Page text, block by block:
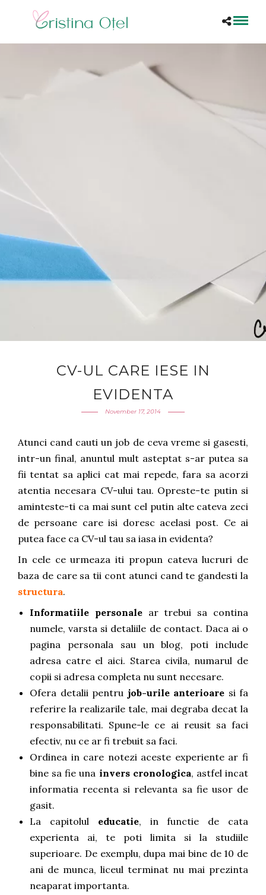
CV-UL CARE IESE IN
EVIDENTA
November 17, 2014
Atunci cand cauti un job de ceva vreme si gasesti,
intr-un final, anuntul mult asteptat s-ar putea sa
fii tentat sa aplici cat mai repede, fara sa acorzi
atentia necesara CV-ului tau. Opreste-te putin si
aminteste-ti ca mai sunt cel putin alte cateva zeci
de persoane care isi doresc acelasi post. Ce ai
putea face ca CV-ul tau sa iasa in evidenta?
In cele ce urmeaza iti propun cateva lucruri de
baza de care sa tii cont atunci cand te gandesti la
structura.
Informatiile personalear trebui sa contina
numele, varsta si detaliile de contact. Daca ai o
pagina personala sau un blog, poti include
adresa catre el aici. Starea civila, numarul de
copii si adresa completa nu sunt necesare.
Ofera detalii pentru job-urile anterioare si fa
referire la realizarile tale, mai degraba decat la
responsabilitati. Spune-le ce ai reusit sa faci
efectiv, nu ce ar fi trebuit sa faci.
Ordinea in care notezi aceste experiente ar fi
bine sa fie una invers cronologica, astfel incat
informatia recenta si relevanta sa fie usor de
gasit.
La capitolul educatie, in functie de cata
experienta ai, te poti limita si la studiile
superioare. De exemplu, dupa mai bine de 10 de
ani de munca, liceul terminat nu mai prezinta
neaparat importanta.